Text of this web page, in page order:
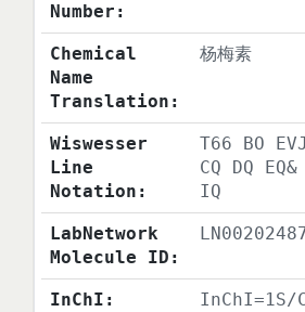
Number:
Chemical
Name
Translation:
杨梅素
Wiswesser
Line
Notation:
T66 BO
CQ DQ EQ&
IQ
LabNetwork
Molecule ID:
InChI:
InChI=1S/